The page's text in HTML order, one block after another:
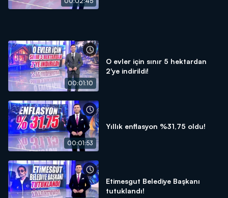
00:01:10
O evler için sınır 5 hektardan
2'ye indirildi!
00:01:53
Yıllık enflasyon %31,75 oldu!
Etimesgut Belediye Başkanı
tutuklandı!